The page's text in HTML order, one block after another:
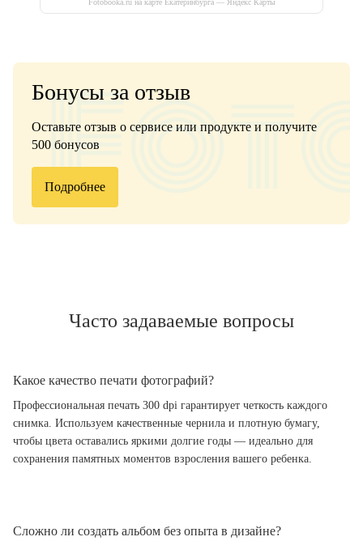
Fotobooka.ru на карте Екатеринбурга — Яндекс Карты
Бонусы за отзыв
Оставьте отзыв о сервисе или продукте и получите
500 бонусов
Подробнее
Часто задаваемые вопросы
Какое качество печати фотографий?
Профессиональная печать 300 dpi гарантирует четкость каждого
снимка. Используем качественные чернила и плотную бумагу,
чтобы цвета оставались яркими долгие годы — идеально для
сохранения памятных моментов взросления вашего ребенка.
Сложно ли создать альбом без опыта в дизайне?